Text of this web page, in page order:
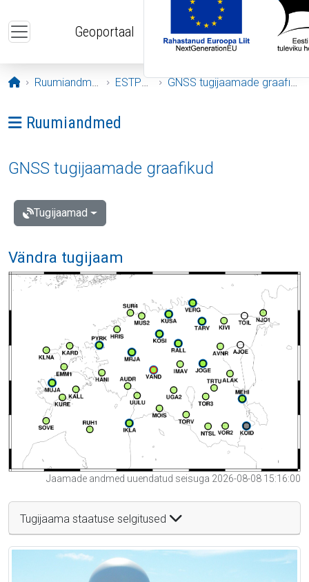
Geoportaal
Avaleht
Ruumiandmed ESTPOS GNSS tugijaamade graafikud
Ava menüü: Ruumiandmed
Ruumiandmed
GNSS tugijaamade graafikud
Tugijaamad
Vändra tugijaam
Jaamade andmed uuendatud seisuga 2026-08-08 15:16:00
Tugijaama staatuse selgitused